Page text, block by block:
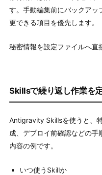
す。手動編集前にバックアッ
更できる項目を優先します。
秘密情報を設定ファイルへ直
Skillsで繰り返し作業を
Antigravity Skillsを使うと、
成、デプロイ前確認などの
内容の例です。
いつ使うSkillか